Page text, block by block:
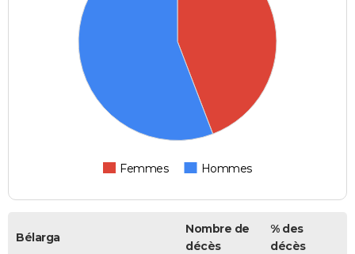
Femmes Hommes
Bélarga
Nombre de
décès
% des
décès